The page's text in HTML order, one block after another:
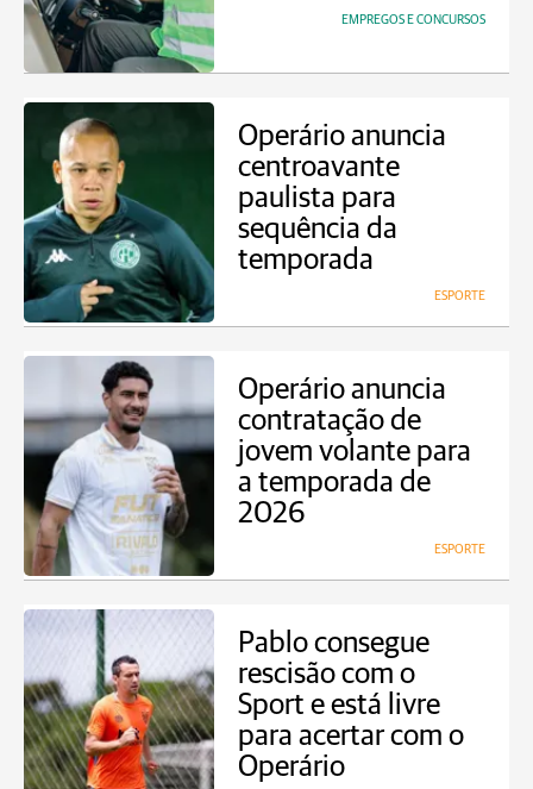
EMPREGOS E CONCURSOS
Operário anuncia
centroavante
paulista para
sequência da
temporada
ESPORTE
Operário anuncia
contratação de
jovem volante para
a temporada de
2026
ESPORTE
Pablo consegue
rescisão com o
Sport e está livre
para acertar com o
Operário